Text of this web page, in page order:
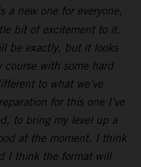
a new one for everyone,
bit of excitement to it.
be exactly, but it looks
with some hard
to what we’ve
for this one I’ve
to bring my level up a
at the moment. I think
I think the format will